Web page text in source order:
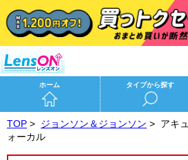
ホーム タイプから探す
TOP > ジョンソン＆ジョンソン > アキ
ォーカル